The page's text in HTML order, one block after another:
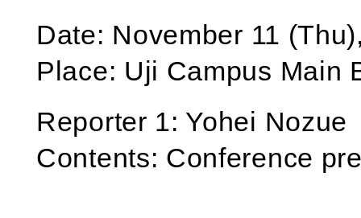
Date: November 11
Place: Uji Campus Main
Reporter 1: Yohei Nozue
Contents: Conference